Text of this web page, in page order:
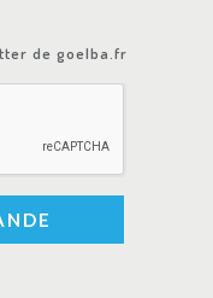
de goelba.fr